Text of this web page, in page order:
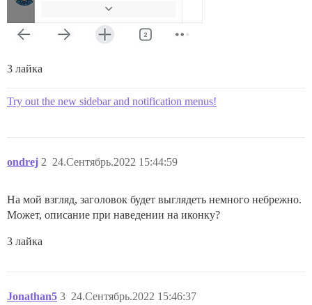
3 лайка
Try out the new sidebar and notification menus!
ondrej 24.Сентябрь.2022 15:44:59
2
На мой взгляд, заголовок будет выглядеть немного небрежно.
Может, описание при наведении на иконку?
3 лайка
Jonathan5 24.Сентябрь.2022 15:46:37
3